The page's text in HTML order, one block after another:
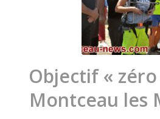
Objectif «
Montceau les